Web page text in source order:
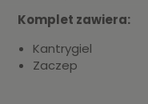
Komplet zawiera:
Kantrygiel
Zaczep